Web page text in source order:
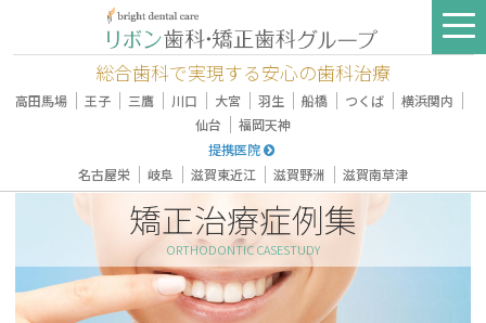
総合歯科で実現する安心の歯科治療
高田馬場 ｜ 王子 ｜ 三鷹 ｜ 川口 ｜ 大宮 ｜ 羽生 ｜ 船橋 ｜ つくば ｜ 横浜関内 ｜
仙台 ｜ 福岡天神
提携医院
名古屋栄 ｜ 岐阜 ｜ 滋賀東近江 ｜ 滋賀野洲 ｜ 滋賀南草津
矯正治療症例集
ORTHODONTIC CASESTUDY